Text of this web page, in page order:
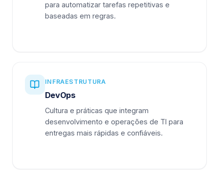
para automatizar tarefas repetitivas e
baseadas em regras.
INFRAESTRUTURA
DevOps
Cultura e práticas que integram
desenvolvimento e operações de TI para
entregas mais rápidas e confiáveis.